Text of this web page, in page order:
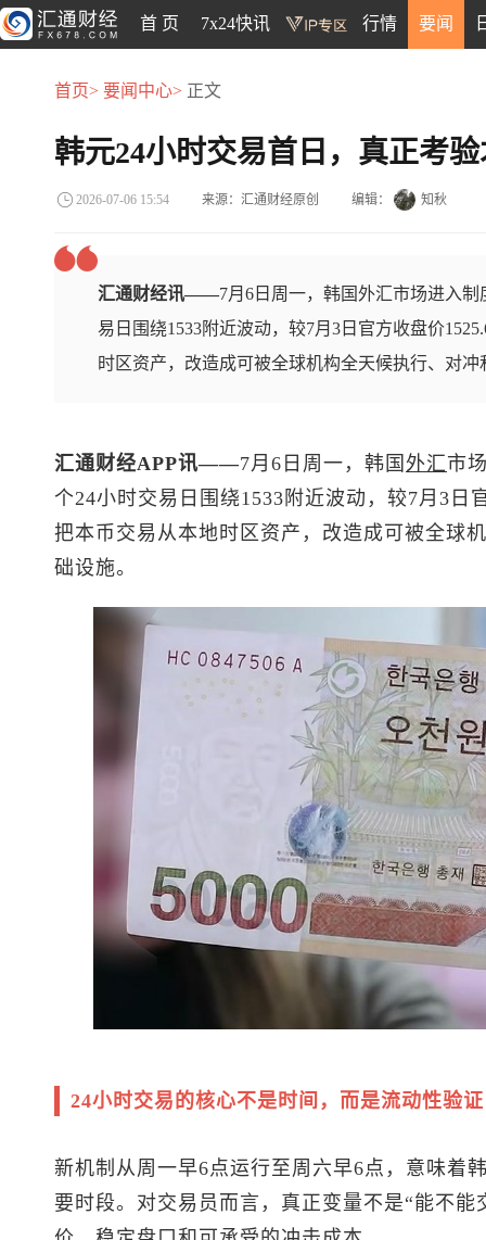
首 页 7x24快讯 行情 要闻
首页> 要闻中心> 正文
韩元24小时交易首日，真正考
2026-07-06 15:54 来源：汇通财经原创 编辑： 知秋
汇通财经讯——7月6日周一，韩国外汇市场进入
易日围绕1533附近波动，较7月3日官方收盘价
时区资产，改造成可被全球机构全天候执行、对
汇通财经APP讯——7月6日周一，韩国 外汇市
个24小时交易日围绕1533附近波动，较7月3日
把本币交易从本地时区资产，改造成可被全球
础设施。
24小时交易的核心不是时间，而是流动性验证
新机制从周一早6点运行至周六早6点，意味着
要时段。对交易员而言，真正变量不是“能不